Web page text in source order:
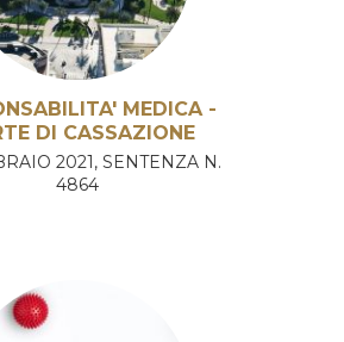
MEDICA -
DI CASSAZIONE
2021, SENTENZA N.
4864